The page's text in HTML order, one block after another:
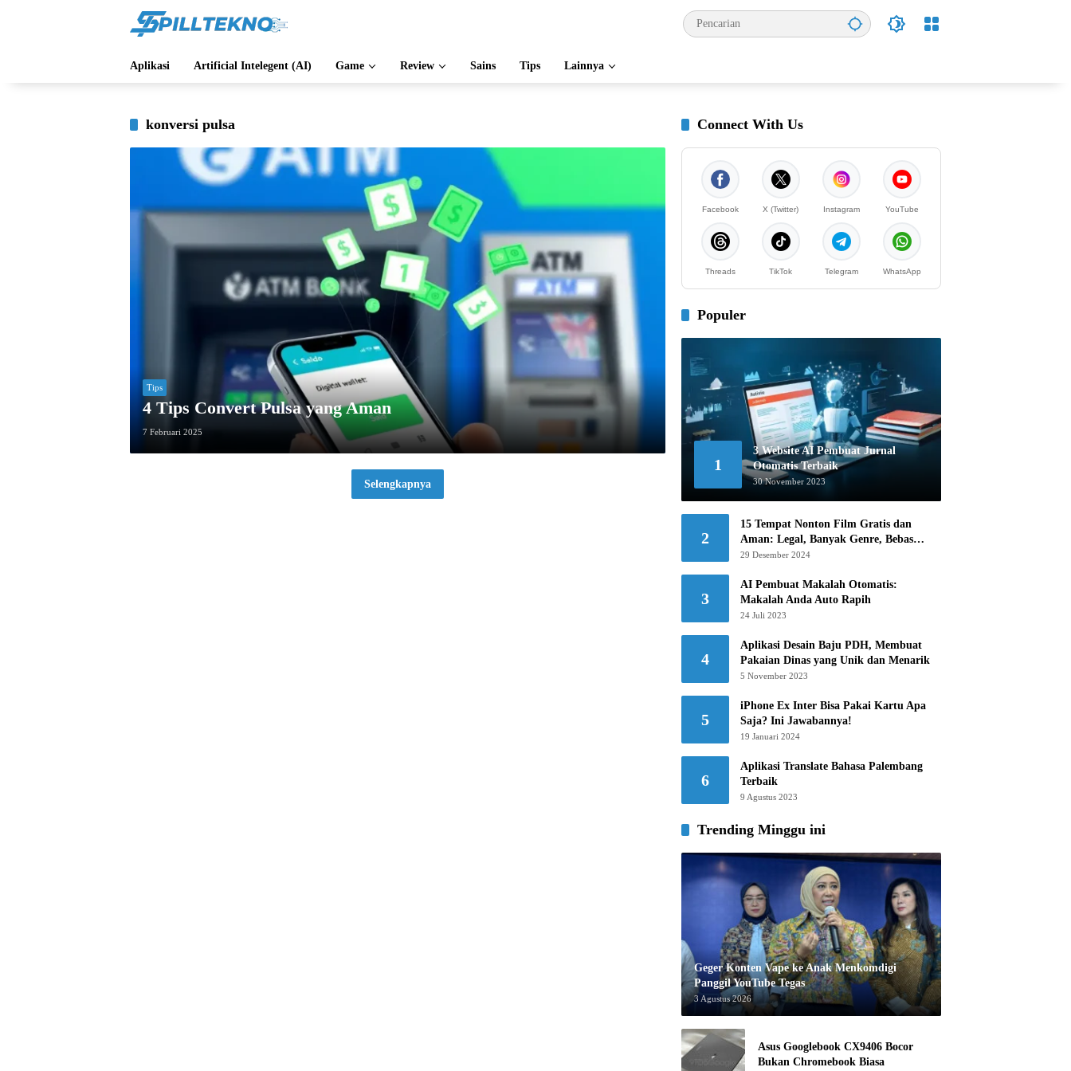
Aplikasi Artificial Intelegent (AI) Game Review Sains Tips Lainnya
konversi pulsa
Tips
4 Tips Convert Pulsa yang Aman
7 Februari 2025
Selengkapnya
Connect With Us
Facebook X (Twitter) Instagram YouTube
Threads TikTok Telegram WhatsApp
Populer
1
3 Website AI Pembuat Jurnal
Otomatis Terbaik
30 November 2023
2
15 Tempat Nonton Film Gratis dan
Aman: Legal, Banyak Genre, Bebas
Khawatir!
29 Desember 2024
3
AI Pembuat Makalah Otomatis:
Makalah Anda Auto Rapih
24 Juli 2023
4
Aplikasi Desain Baju PDH, Membuat
Pakaian Dinas yang Unik dan Menarik
5 November 2023
5
iPhone Ex Inter Bisa Pakai Kartu Apa
Saja? Ini Jawabannya!
19 Januari 2024
6
Aplikasi Translate Bahasa Palembang
Terbaik
9 Agustus 2023
Trending Minggu ini
Geger Konten Vape ke Anak Menkomdigi
Panggil YouTube Tegas
3 Agustus 2026
Asus Googlebook CX9406 Bocor
Bukan Chromebook Biasa